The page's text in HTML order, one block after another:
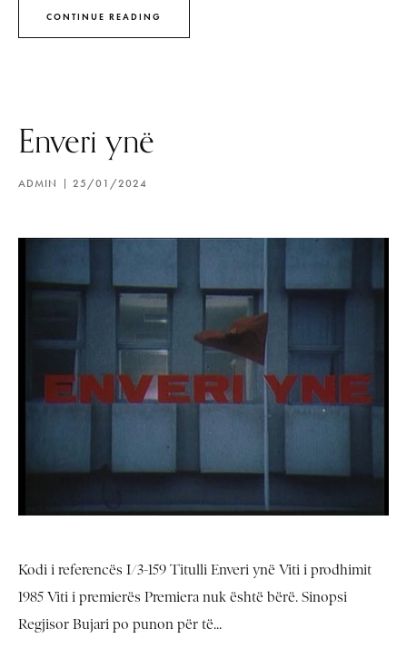
CONTINUE READING
Enveri ynë
ADMIN 25/01/2024
Kodi i referencës I/3-159 Titulli Enveri ynë Viti i prodhimit
1985 Viti i premierës Premiera nuk është bërë. Sinopsi
Regjisor Bujari po punon për të...